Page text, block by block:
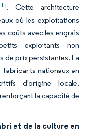
. Cette architecture
où les exploitations
coûts avec les engrais
exploitants non
de prix persistantes. La
nationaux en
d'origine locale,
la capacité de
et de la culture en